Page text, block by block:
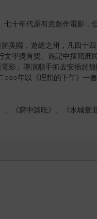
十年代原有意創作電影，
美國，遊經之州，凡四十
學獎首獎。遊記中擅寫庶
影」導演順手抓去安插於
○○○年以《理想的下午》一
《窮中談吃》、《水城臺